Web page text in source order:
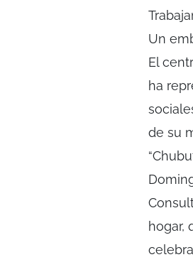
Un
El
ha
de su
hogar,